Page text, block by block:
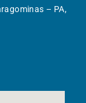
– PA,